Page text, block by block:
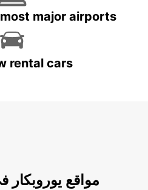
major airports
rental cars
مواقع يوروبكار